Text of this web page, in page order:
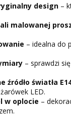
design –
malowanej
– idealna do
– sprawdzi
źródło światła
LED.
w oplocie –